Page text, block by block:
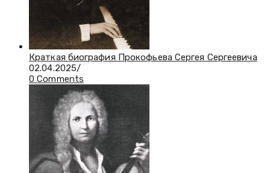
Краткая биография Прокофьева Сергея Сергеевича
02.04.2025/
0 Comments